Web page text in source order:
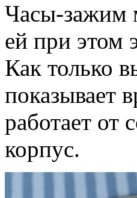
Часы-зажим
ей при этом
Как только
показывает
работает от
корпус.